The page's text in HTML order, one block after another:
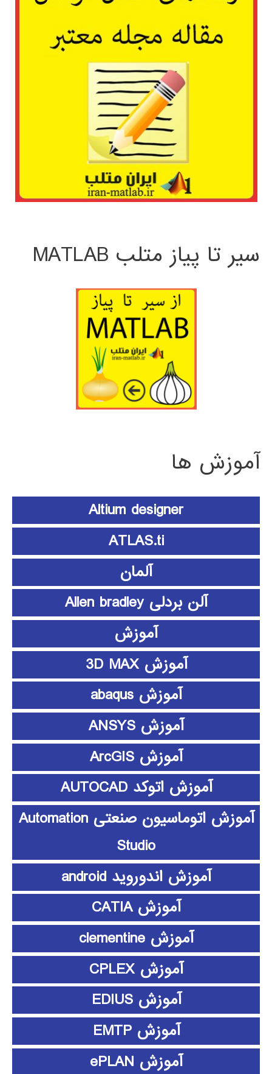
سیر تا پیاز متلب MATLAB
آموزش ها
Altium designer
ATLAS.ti
آلمان
آلن بردلی Allen bradley
آموزش
آموزش 3D MAX
آموزش abaqus
آموزش ANSYS
آموزش ArcGIS
آموزش اتوکد AUTOCAD
آموزش اتوماسیون صنعتی Automation
Studio
آموزش اندوروید android
آموزش CATIA
آموزش clementine
آموزش CPLEX
آموزش EDIUS
آموزش EMTP
آموزش ePLAN